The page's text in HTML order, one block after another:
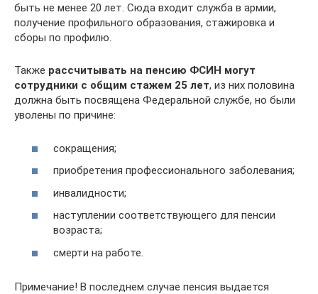
быть не менее 20 лет. Сюда входит служба в армии,
получение профильного образования, стажировка и
сборы по профилю.
Также рассчитывать на пенсию ФСИН могут
сотрудники с общим стажем 25 лет, из них половина
должна быть посвящена Федеральной службе, но были
уволены по причине:
сокращения;
приобретения профессионального заболевания;
инвалидности;
наступлении соответствующего для пенсии
возраста;
смерти на работе.
Примечание! В последнем случае пенсия выдается